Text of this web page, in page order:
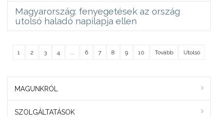
Magyarország: fenyegetések az ország
utolsó haladó napilapja ellen
1 2 3 4 ... 6 7 8 9 10 Tovább Utolsó
MAGUNKRÓL
SZOLGÁLTATÁSOK